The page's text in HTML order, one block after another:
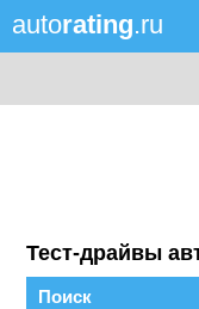
autorating.ru
Тест-драйвы
Поиск